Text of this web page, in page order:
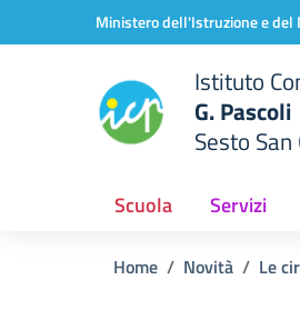
Vai ai contenuti
Vai al menu di navigazioneMinistero dell'Istruzione e del
Istituto
G. Pascoli
Sesto
Scuola Servizi
Home Novità Le